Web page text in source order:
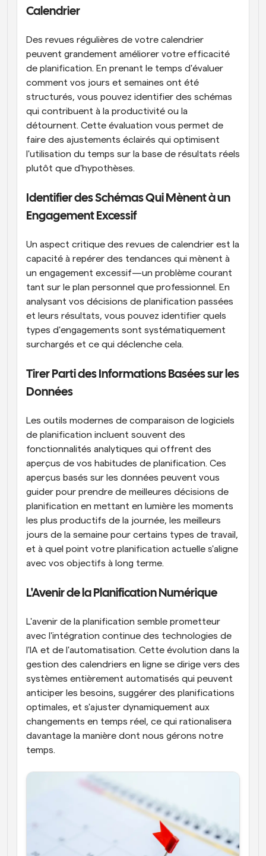
Calendrier
Des revues régulières de votre calendrier
peuvent grandement améliorer votre efficacité
de planification. En prenant le temps d'évaluer
comment vos jours et semaines ont été
structurés, vous pouvez identifier des schémas
qui contribuent à la productivité ou la
détournent. Cette évaluation vous permet de
faire des ajustements éclairés qui optimisent
l'utilisation du temps sur la base de résultats réels
plutôt que d'hypothèses.
Identifier des Schémas Qui Mènent à un
Engagement Excessif
Un aspect critique des revues de calendrier est la
capacité à repérer des tendances qui mènent à
un engagement excessif—un problème courant
tant sur le plan personnel que professionnel. En
analysant vos décisions de planification passées
et leurs résultats, vous pouvez identifier quels
types d'engagements sont systématiquement
surchargés et ce qui déclenche cela.
Tirer Parti des Informations Basées sur les
Données
Les outils modernes de comparaison de logiciels
de planification incluent souvent des
fonctionnalités analytiques qui offrent des
aperçus de vos habitudes de planification. Ces
aperçus basés sur les données peuvent vous
guider pour prendre de meilleures décisions de
planification en mettant en lumière les moments
les plus productifs de la journée, les meilleurs
jours de la semaine pour certains types de travail,
et à quel point votre planification actuelle s'aligne
avec vos objectifs à long terme.
L'Avenir de la Planification Numérique
L'avenir de la planification semble prometteur
avec l'intégration continue des technologies de
l'IA et de l'automatisation. Cette évolution dans la
gestion des calendriers en ligne se dirige vers des
systèmes entièrement automatisés qui peuvent
anticiper les besoins, suggérer des planifications
optimales, et s'ajuster dynamiquement aux
changements en temps réel, ce qui rationalisera
davantage la manière dont nous gérons notre
temps.